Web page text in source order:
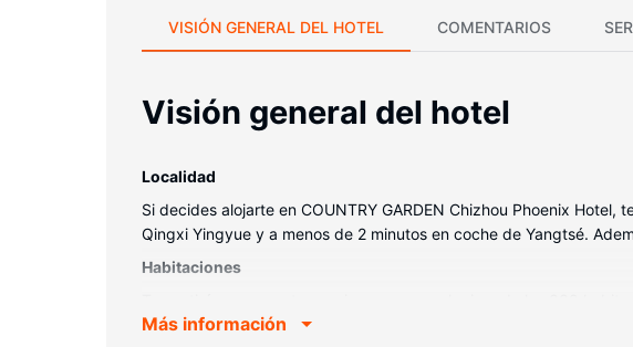
VISIÓN GENERAL DEL HOTEL COMENTARIOS
Visión general del hotel
Localidad
Si decides alojarte en COUNTRY GARDEN Chizhou Phoenix
Qingxi Yingyue y a menos de 2 minutos en coche de Yangtsé.
Habitaciones
tendrás un televisor con canales por cable y conexión a Internet
Más información